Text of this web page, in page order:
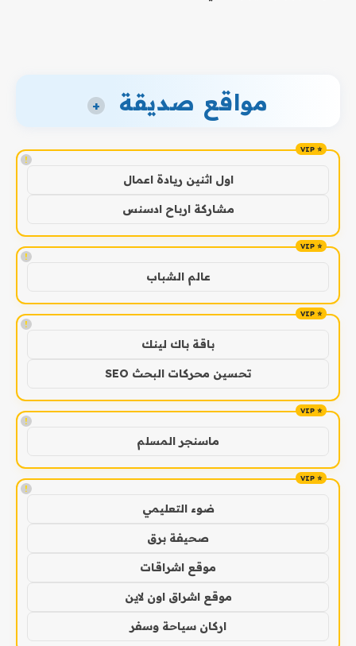
مواقع صديقة +
!
اول اثنين ريادة اعمال
مشاركة ارباح ادسنس
!
عالم الشباب
!
باقة باك لينك
تحسين محركات البحث SEO
!
ماسنجر المسلم
!
ضوء التعليمي
صحيفة برق
موقع اشراقات
موقع اشراق اون لاين
اركان سياحة وسفر